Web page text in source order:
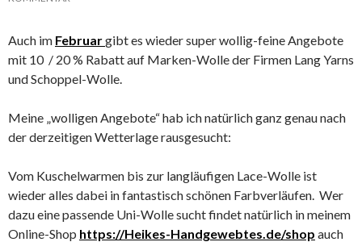
Auch im Februargibt es wieder super wollig-feine Angebote
mit 10 / 20 % Rabatt auf Marken-Wolle der Firmen Lang Yarns
und Schoppel-Wolle.
Meine „wolligen Angebote“ hab ich natürlich ganz genau nach
der derzeitigen Wetterlage rausgesucht:
Vom Kuschelwarmen bis zur langläufigen Lace-Wolle ist
wieder alles dabei in fantastisch schönen Farbverläufen. Wer
dazu eine passende Uni-Wolle sucht findet natürlich in meinem
Online-Shop https://Heikes-Handgewebtes.de/shop auch